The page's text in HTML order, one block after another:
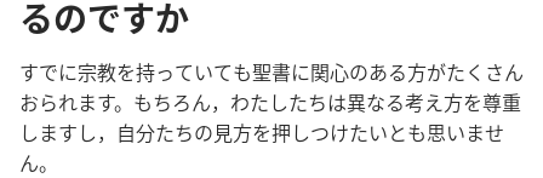
るのですか
すでに宗教を持っていても聖書に関心のある方がたくさん
おられます。もちろん，わたしたちは異なる考え方を尊重
しますし， 自分たちの見方を押しつけたいとも思いませ
ん。